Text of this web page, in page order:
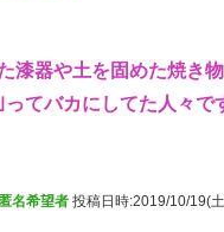
漆器や土を固めた焼き
ってバカにしてた人々で
名希望者 投稿日時:2019/10/19(